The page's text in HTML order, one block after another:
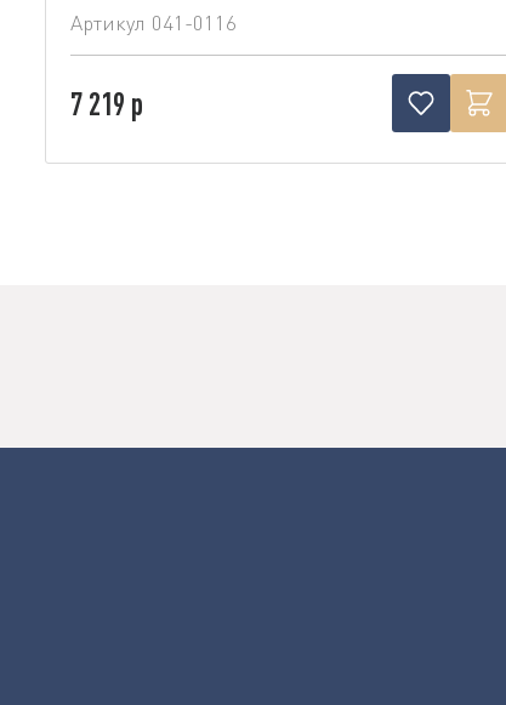
Артикул 041-0116
7 219 р